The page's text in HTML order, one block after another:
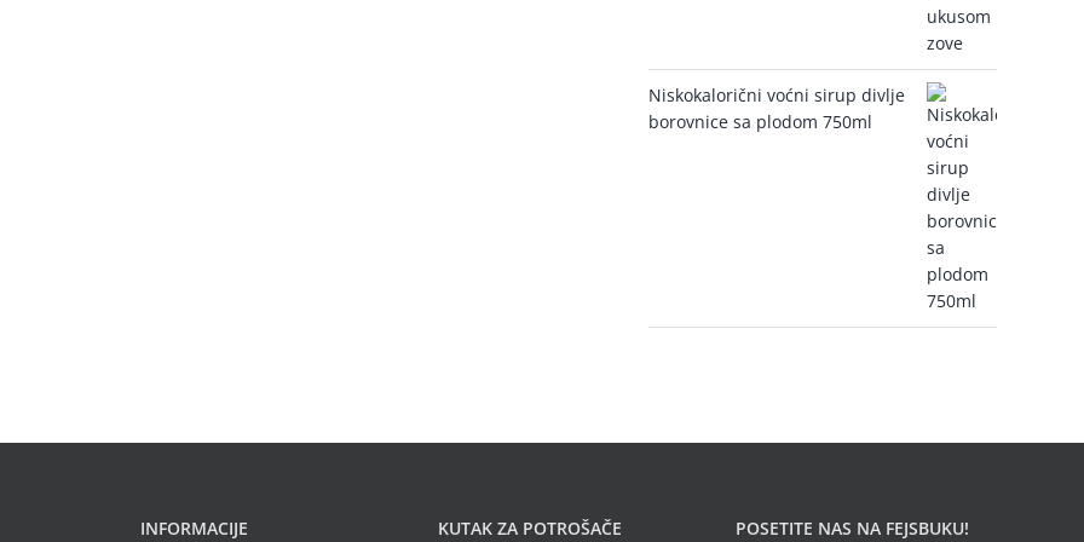
Niskokalorični voćni sirup divlje
borovnice sa plodom 750ml
INFORMACIJE KUTAK ZA POTROŠAČE POSETITE NAS NA FEJSBUKU!